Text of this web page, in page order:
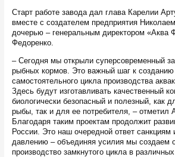
Старт работе завода дал глава Карелии
вместе с создателем предприятия
дочерью – генеральным директором «Аква
Федоренко.
– Сегодня мы открыли суперсовременный
рыбных кормов. Это важный шаг к созданию
самостоятельного цикла производства
Здесь будут изготавливать качественный
биологически безопасный и полезный, как
рыбы, так и для ее потребителя, – отметил
Благодаря таким проектам продолжит
России. Это наш очередной ответ санкциям
давлению – объединяя усилия мы создаем
производство замкнутого цикла в различных